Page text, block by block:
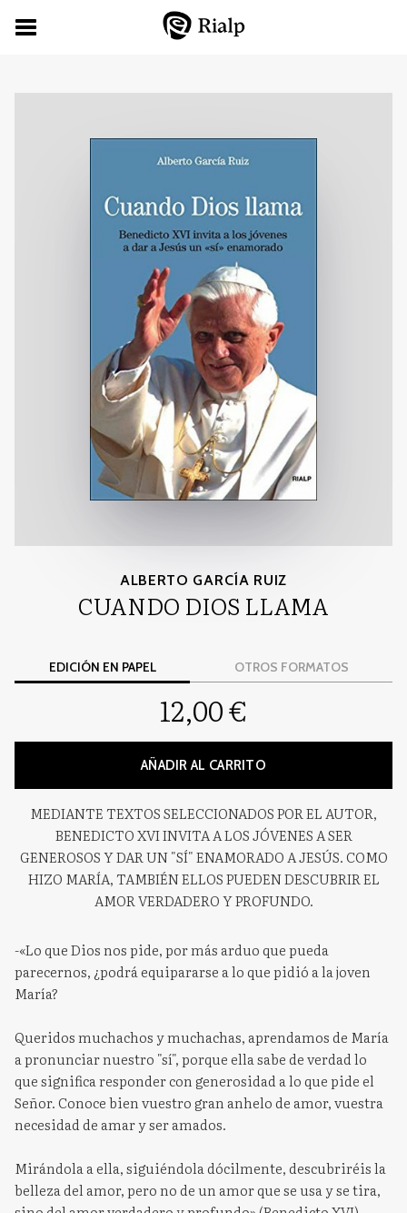
ALBERTO GARCÍA RUIZ
CUANDO DIOS LLAMA
EDICIÓN EN PAPEL OTROS FORMATOS
12,00 €
AÑADIR AL CARRITO
MEDIANTE TEXTOS SELECCIONADOS POR EL AUTOR,
BENEDICTO XVI INVITA A LOS JÓVENES A SER
GENEROSOS Y DAR UN "SÍ" ENAMORADO A JESÚS. COMO
HIZO MARÍA, TAMBIÉN ELLOS PUEDEN DESCUBRIR EL
AMOR VERDADERO Y PROFUNDO.
-«Lo que Dios nos pide, por más arduo que pueda
parecernos, ¿podrá equipararse a lo que pidió a la joven
María?
Queridos muchachos y muchachas, aprendamos de María
a pronunciar nuestro "sí", porque ella sabe de verdad lo
que significa responder con generosidad a lo que pide el
Señor. Conoce bien vuestro gran anhelo de amor, vuestra
necesidad de amar y ser amados.
Mirándola a ella, siguiéndola dócilmente, descubriréis la
belleza del amor, pero no de un amor que se usa y se tira,